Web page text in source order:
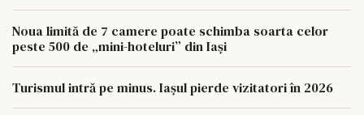
Noua limită de 7 camere poate schimba soarta celor
peste 500 de „mini-hoteluri” din Iași
Turismul intră pe minus. Iașul pierde vizitatori în 2026